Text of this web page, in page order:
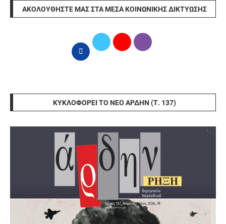
ΑΚΟΛΟΥΘΉΣΤΕ ΜΑΣ ΣΤΑ ΜΈΣΑ ΚΟΙΝΩΝΙΚΉΣ ΔΙΚΤΎΩΣΗΣ
ΚΥΚΛΟΦΟΡΕΊ ΤΟ ΝΈΟ ΆΡΔΗΝ (Τ. 137)